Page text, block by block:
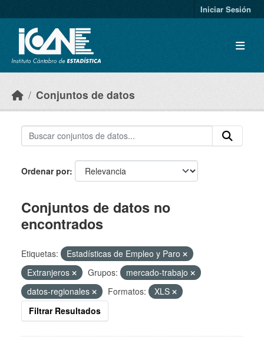
Iniciar Sesión
Conjuntos de datos
Ordenar por
Conjuntos de datos no
encontrados
Etiquetas:
Estadísticas de Empleo y Paro
Extranjeros
Grupos:
mercado-trabajo
datos-regionales
Formatos:
XLS
Filtrar Resultados